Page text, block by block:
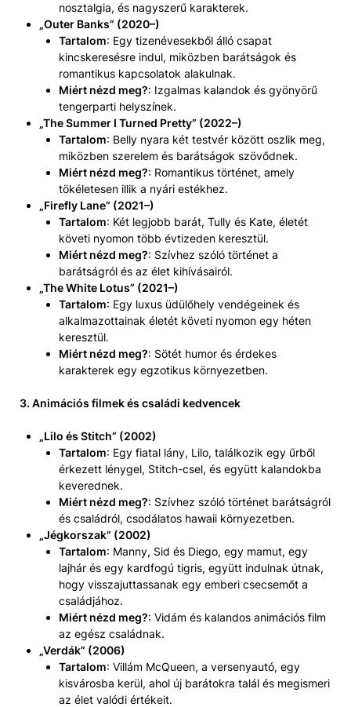
nosztalgia, és nagyszerű karakterek.
„Outer Banks” (2020–)
Tartalom: Egy tizenévesekből álló csapat
kincskeresésre indul, miközben barátságok és
romantikus kapcsolatok alakulnak.
Miért nézd meg?: Izgalmas kalandok és gyönyörű
tengerparti helyszínek.
„The Summer I Turned Pretty” (2022–)
Tartalom: Belly nyara két testvér között oszlik meg,
miközben szerelem és barátságok szövődnek.
Miért nézd meg?: Romantikus történet, amely
tökéletesen illik a nyári estékhez.
„Firefly Lane” (2021–)
Tartalom: Két legjobb barát, Tully és Kate, életét
követi nyomon több évtizeden keresztül.
Miért nézd meg?: Szívhez szóló történet a
barátságról és az élet kihívásairól.
„The White Lotus” (2021–)
Tartalom: Egy luxus üdülőhely vendégeinek és
alkalmazottainak életét követi nyomon egy héten
keresztül.
Miért nézd meg?: Sötét humor és érdekes
karakterek egy egzotikus környezetben.
3. Animációs filmek és családi kedvencek
„Lilo és Stitch” (2002)
Tartalom: Egy fiatal lány, Lilo, találkozik egy űrből
érkezett lénygel, Stitch-csel, és együtt kalandokba
keverednek.
Miért nézd meg?: Szívhez szóló történet barátságról
és családról, csodálatos hawaii környezetben.
„Jégkorszak” (2002)
Tartalom: Manny, Sid és Diego, egy mamut, egy
lajhár és egy kardfogú tigris, együtt indulnak útnak,
hogy visszajuttassanak egy emberi csecsemőt a
családjához.
Miért nézd meg?: Vidám és kalandos animációs film
az egész családnak.
„Verdák” (2006)
Tartalom: Villám McQueen, a versenyautó, egy
kisvárosba kerül, ahol új barátokra talál és megismeri
az élet valódi értékeit.